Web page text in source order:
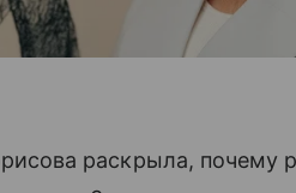
раскрыла, почему